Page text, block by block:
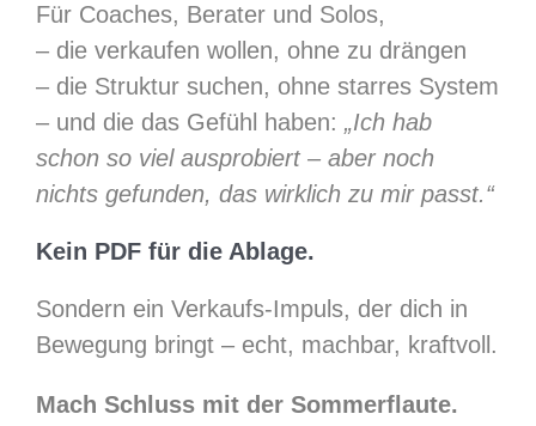
Für Coaches, Berater und Solos,
– die verkaufen wollen, ohne zu drängen
– die Struktur suchen, ohne starres System
– und die das Gefühl haben: „Ich hab
schon so viel ausprobiert – aber noch
nichts gefunden, das wirklich zu mir passt.“
Kein PDF für die Ablage.
Sondern ein Verkaufs-Impuls, der dich in
Bewegung bringt – echt, machbar, kraftvoll.
Mach Schluss mit der Sommerflaute.